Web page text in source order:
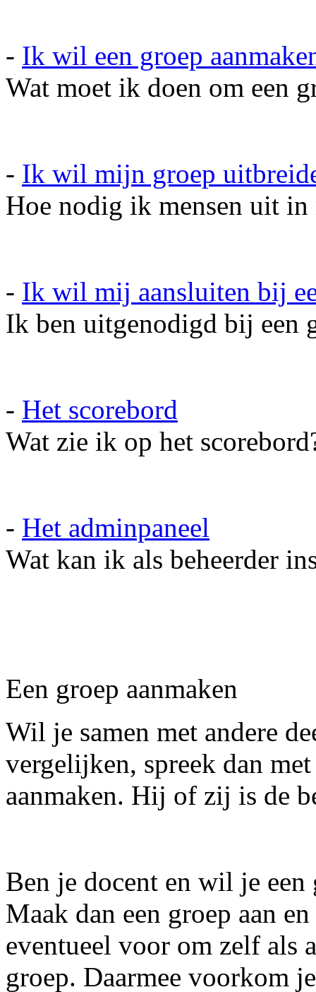
- Ik wil een groep
Wat moet ik doen om een
- Ik wil mijn groep
Hoe nodig ik mensen uit
- Ik wil mij aansluiten bij
Ik ben uitgenodigd bij een
- Het scorebord
Wat zie ik op het
- Het adminpaneel
Wat kan ik als beheerder
Een groep aanmaken
Wil je samen met andere
vergelijken, spreek dan
aanmaken. Hij of zij is de
Ben je docent en wil je
Maak dan een groep aan
eventueel voor om zelf als
groep. Daarmee voorkom